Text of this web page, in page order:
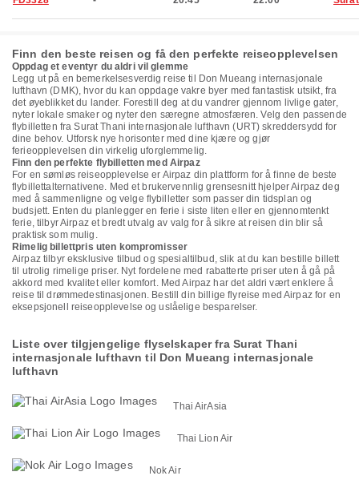
Finn den beste reisen og få den perfekte reiseopplevelsen
Oppdag et eventyr du aldri vil glemme
Legg ut på en bemerkelsesverdig reise til Don Mueang internasjonale
lufthavn (DMK), hvor du kan oppdage vakre byer med fantastisk utsikt, fra
det øyeblikket du lander. Forestill deg at du vandrer gjennom livlige gater,
nyter lokale smaker og nyter den særegne atmosfæren. Velg den passende
flybilletten fra Surat Thani internasjonale lufthavn (URT) skreddersydd for
dine behov. Utforsk nye horisonter med dine kjære og gjør
ferieopplevelsen din virkelig uforglemmelig.
Finn den perfekte flybilletten med Airpaz
For en sømløs reiseopplevelse er Airpaz din plattform for å finne de beste
flybillettalternativene. Med et brukervennlig grensesnitt hjelper Airpaz deg
med å sammenligne og velge flybilletter som passer din tidsplan og
budsjett. Enten du planlegger en ferie i siste liten eller en gjennomtenkt
ferie, tilbyr Airpaz et bredt utvalg av valg for å sikre at reisen din blir så
praktisk som mulig.
Rimelig billettpris uten kompromisser
Airpaz tilbyr eksklusive tilbud og spesialtilbud, slik at du kan bestille billett
til utrolig rimelige priser. Nyt fordelene med rabatterte priser uten å gå på
akkord med kvalitet eller komfort. Med Airpaz har det aldri vært enklere å
reise til drømmedestinasjonen. Bestill din billige flyreise med Airpaz for en
eksepsjonell reiseopplevelse og uslåelige besparelser.
Liste over tilgjengelige flyselskaper fra Surat Thani
internasjonale lufthavn til Don Mueang internasjonale
lufthavn
Thai AirAsia
Thai Lion Air
Nok Air